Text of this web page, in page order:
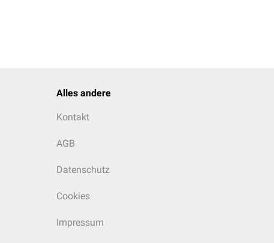
Alles andere
Kontakt
AGB
Datenschutz
Cookies
Impressum